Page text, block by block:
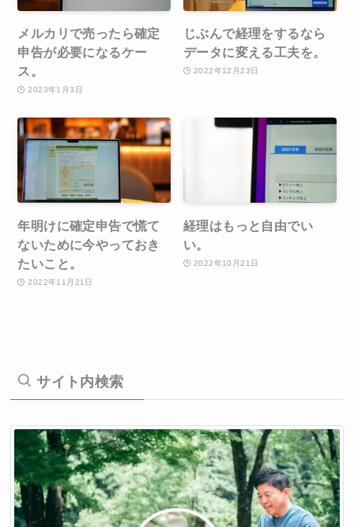
メルカリで売ったら確定
申告が必要になるケー
ス。
2023年1月3日
じぶんで経理をするなら
データに変える工夫を。
2022年12月23日
年明けに確定申告で慌て
ないために今やっておき
たいこと。
2022年11月21日
経理はもっと自由でい
い。
2022年10月21日
サイト内検索